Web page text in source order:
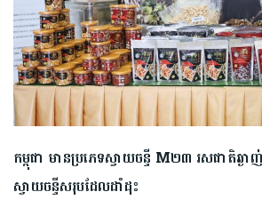
កម្ពុជា មានប្រភេទស្វាយចន្ទី M២៣ រសជាតិឆ្ងា
ស្វាយចន្ទីសរុបដែលដាំដុះ